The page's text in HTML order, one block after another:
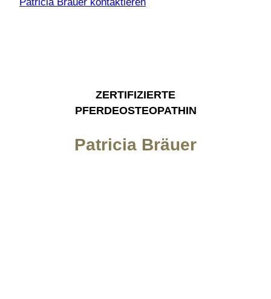
Patricia Bräuer kontaktieren
ZERTIFIZIERTE
PFERDEOSTEOPATHIN
Patricia Bräuer